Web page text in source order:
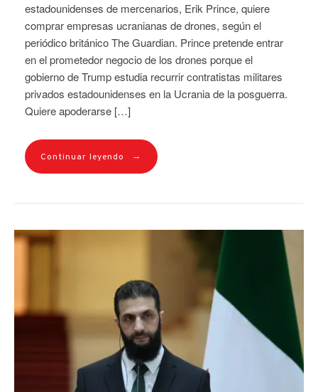
estadounidenses de mercenarios, Erik Prince, quiere
comprar empresas ucranianas de drones, según el
periódico británico The Guardian. Prince pretende entrar
en el prometedor negocio de los drones porque el
gobierno de Trump estudia recurrir contratistas militares
privados estadounidenses en la Ucrania de la posguerra.
Quiere apoderarse […]
Continuar leyendo →